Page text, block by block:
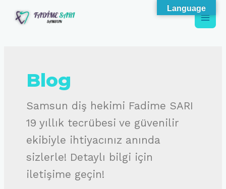
Main
Blog
Samsun diş hekimi Fadime SARI
19 yıllık tecrübesi ve güvenilir
ekibiyle ihtiyacınız anında
sizlerle! Detaylı bilgi için
iletişime geçin!
Language